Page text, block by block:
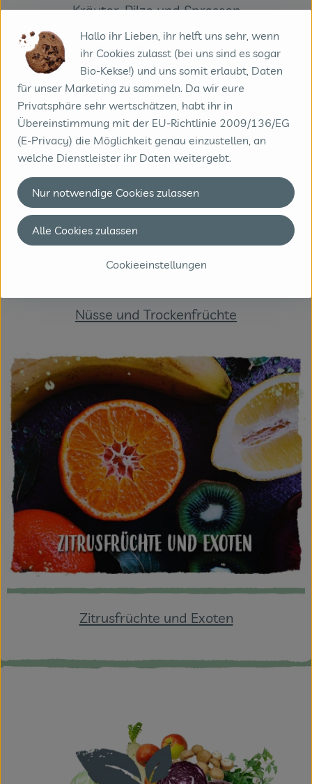
Kräuter, Pilze und Sprossen
Nüsse und Trockenfrüchte
Zitrusfrüchte und Exoten
Hallo ihr Lieben, ihr helft uns sehr, wenn
ihr Cookies zulasst (bei uns sind es sogar
Bio-Kekse!) und uns somit erlaubt, Daten
für unser Marketing zu sammeln. Da wir eure
Privatsphäre sehr wertschätzen, habt ihr in
Übereinstimmung mit der EU-Richtlinie 2009/136/EG
(E-Privacy) die Möglichkeit genau einzustellen, an
welche Dienstleister ihr Daten weitergebt.
Cookieeinstellungen
Nur notwendige Cookies zulassen
Alle Cookies zulassen